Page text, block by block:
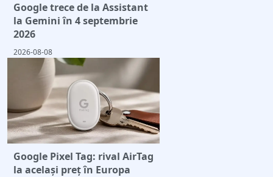
Google trece de la Assistant
la Gemini în 4 septembrie
2026
2026-08-08
Google Pixel Tag: rival AirTag
la același preț în Europa